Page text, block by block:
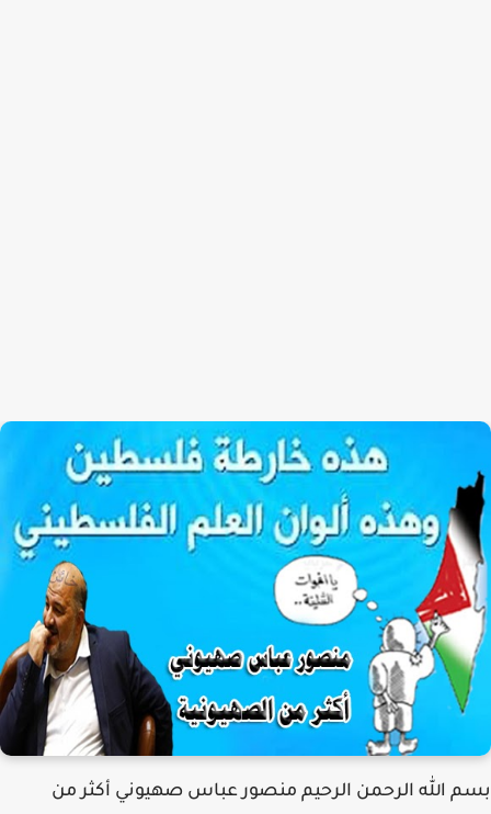
بسم الله الرحمن الرحيم منصور عباس صهيوني أكثر من